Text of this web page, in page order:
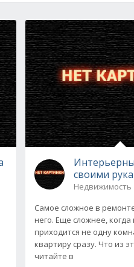
своими
Недвижимость
Самое сложное в
него. Еще сложнее,
приходится не одну
квартиру сразу. Что из
читайте в